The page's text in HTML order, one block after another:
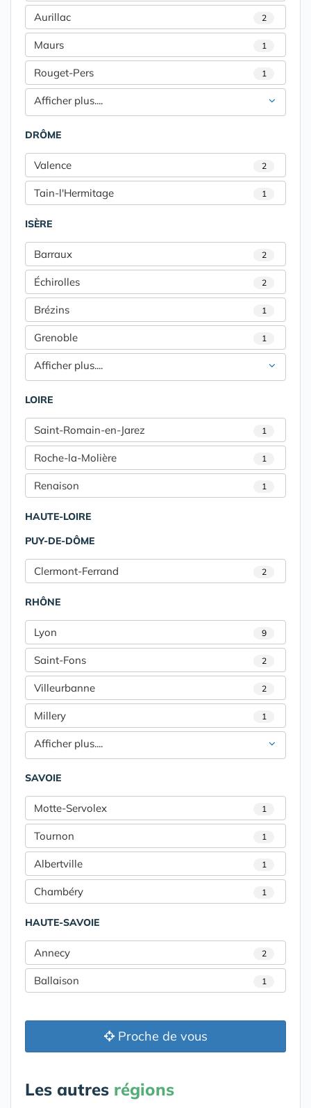
Aurillac 2
Maurs 1
Rouget-Pers 1
Afficher plus....
DRÔME
Valence 2
Tain-l'Hermitage 1
ISÈRE
Barraux 2
Échirolles 2
Brézins 1
Grenoble 1
Afficher plus....
LOIRE
Saint-Romain-en-Jarez 1
Roche-la-Molière 1
Renaison 1
HAUTE-LOIRE
PUY-DE-DÔME
Clermont-Ferrand 2
RHÔNE
Lyon 9
Saint-Fons 2
Villeurbanne 2
Millery 1
Afficher plus....
SAVOIE
Motte-Servolex 1
Tournon 1
Albertville 1
Chambéry 1
HAUTE-SAVOIE
Annecy 2
Ballaison 1
Proche de vous
Les autres régions